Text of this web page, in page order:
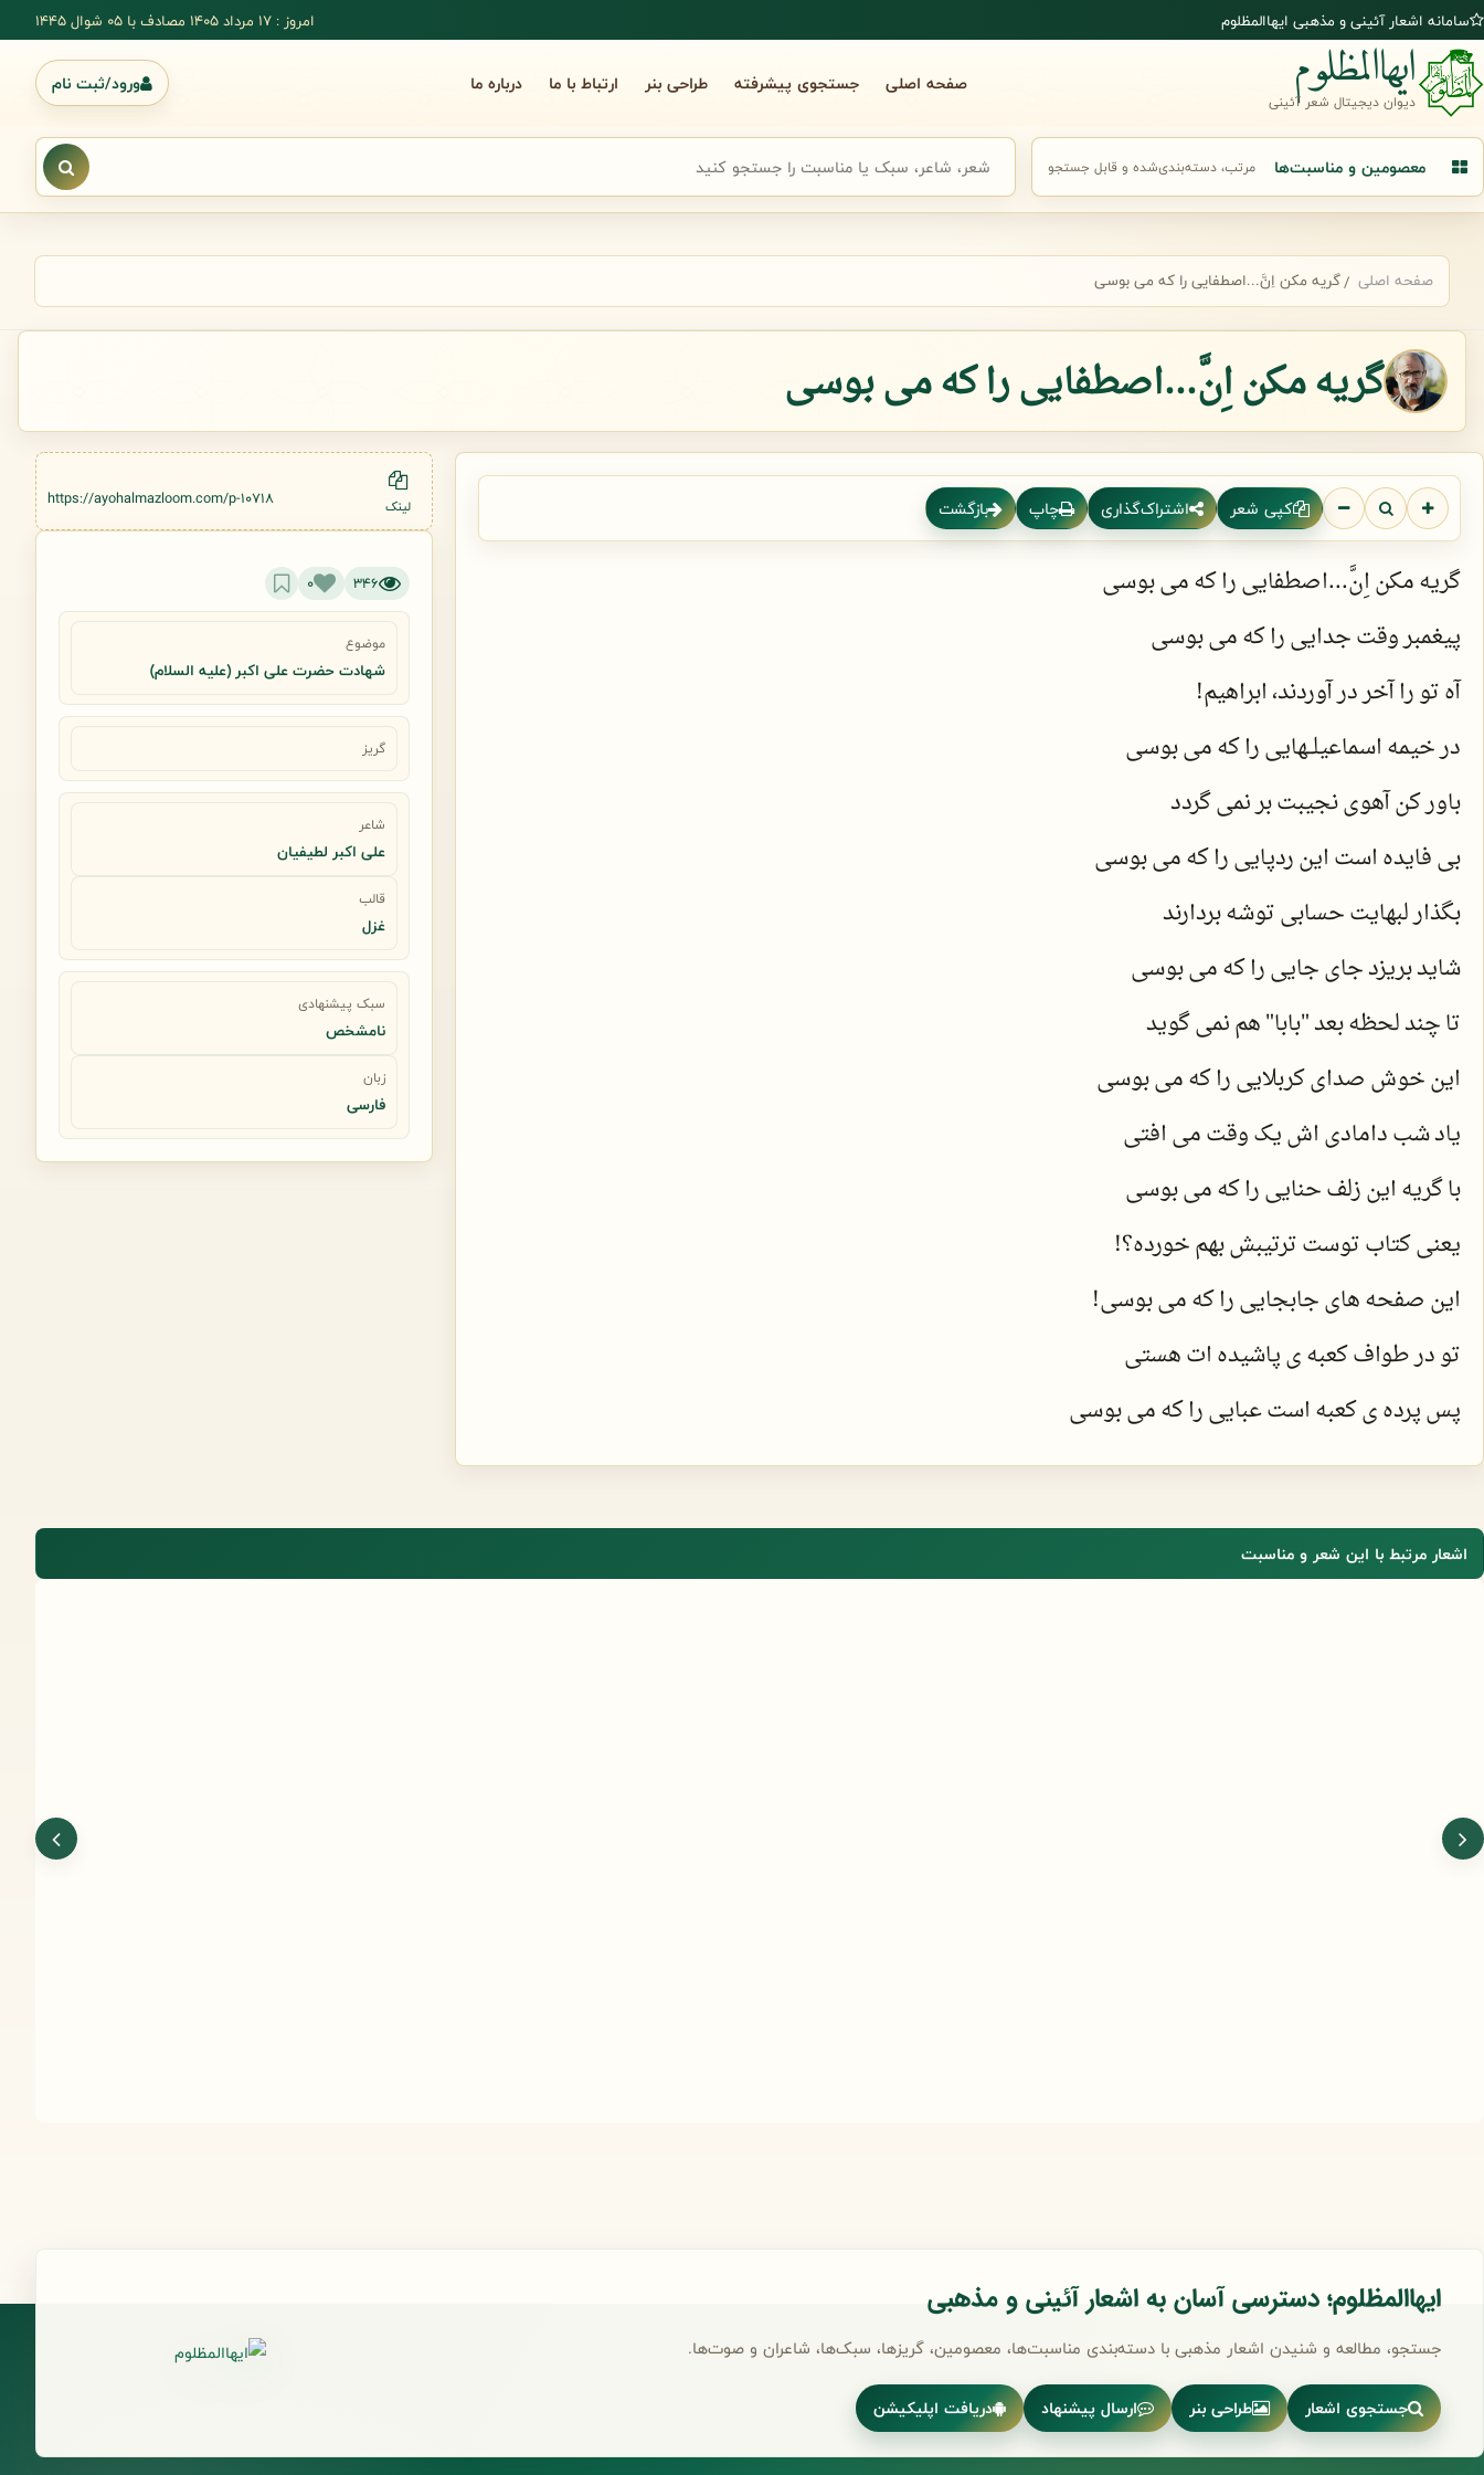
پرش به محتوای اصلی
سامانه اشعار آئینی و مذهبی ایهاالمظلوم امروز : 17 مرداد 1405 مصادف با ۰۵ شوال ۱۴۴۵
ایهاالمظلوم
دیوان دیجیتال شعر آئینی
صفحه اصلی جستجوی پیشرفته طراحی بنر ارتباط با ما درباره ما ورود/ثبت نام
معصومین و مناسبت‌ها مرتب، دسته‌بندی‌شده و قابل جستجو
جستجوی سریع شعر
صفحه اصلی گریه مکن اِنَّ...اصطفایی را که می بوسی
گریه مکن اِنَّ...اصطفایی را که می بوسی
کپی شعر اشتراک‌گذاری چاپ بازگشت
گریه مکن اِنَّ...اصطفایی را که می بوسی
پیغمبر وقت جدایی را که می بوسی
آه تو را آخر در آوردند، ابراهیم!
در خیمه اسماعیلـهایی را که می بوسی
باور کن آهوی نجیبت بر نمی گردد
بی فایده است این ردپایی را که می بوسی
بگذار لبهایت حسابی توشه بردارند
شاید بریزد جای جایی را که می بوسی
تا چند لحظه بعد "بابا" هم نمی گوید
این خوش صدای کربلایی را که می بوسی
یاد شب دامادی اش یک وقت می افتی
با گریه این زلف حنایی را که می بوسی
یعنی کتاب توست ترتیبش بهم خورده؟!
این صفحه های جابجایی را که می بوسی!
تو در طواف کعبه ی پاشیده ات هستی
پس پرده ی کعبه است عبایی را که می بوسی
لینک https://ayohalmazloom.com/p-10718
346
0
موضوع
شهادت حضرت علی اکبر (علیه السلام)
گریز
شاعر
علی اکبر لطیفیان
قالب
غزل
سبک پیشنهادی
نامشخص
زبان
فارسی
اشعار مرتبط با این شعر و مناسبت
ایهاالمظلوم؛ دسترسی آسان به اشعار آئینی و مذهبی
جستجو، مطالعه و شنیدن اشعار مذهبی با دسته‌بندی مناسبت‌ها، معصومین، گریزها، سبک‌ها، شاعران و صوت‌ها.
جستجوی اشعار طراحی بنر ارسال پیشنهاد دریافت اپلیکیشن